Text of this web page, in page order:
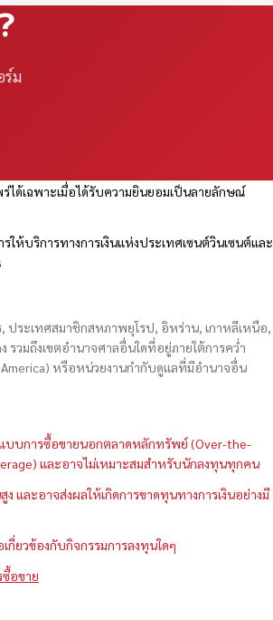
ร์ม
ได้เฉพาะเมื่อได้รับความยินยอมเป็นลายลักษณ์
ห้บริการทางการเงินแห่งประเทศเซนต์วินเซนต์และ
ประเทศสมาชิกสหภาพยุโรป, อิหร่าน, เกาหลีเหนือ,
รวมถึงเขตอำนาจศาลอื่นใดที่อยู่ภายใต้การคว่ำ
หรือหน่วยงานกำกับดูแลที่มีอำนาจอื่น
แบบการซื้อขายนอกตลาดหลักทรัพย์ (Over-the-
และอาจไม่เหมาะสมสำหรับนักลงทุนทุกคน
ง และอาจส่งผลให้เกิดการขาดทุนทางการเงินอย่างมี
กี่ยวข้องกับกิจกรรมการลงทุนใดๆ
ซื้อขาย